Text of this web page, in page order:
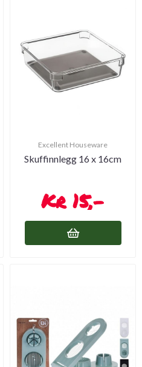
Excellent Houseware
Skuffinnlegg 16 x 16cm
15,-